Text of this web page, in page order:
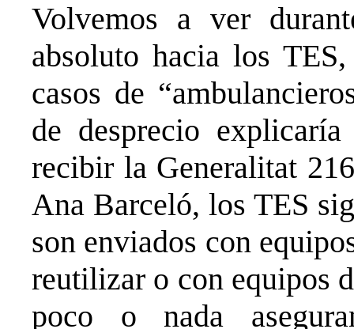
Volvemos a ver
absoluto hacia los
casos de
de desprecio
recibir la Generalitat
Ana Barceló, los TES
son enviados con
reutilizar o con equipos
poco o nada